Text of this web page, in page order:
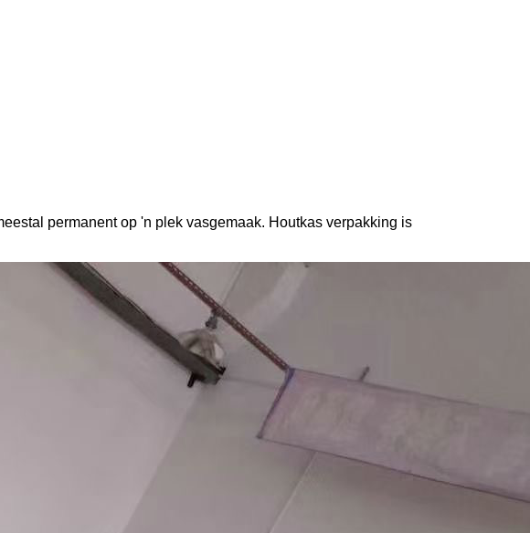
permanent op 'n plek vasgemaak. Houtkas verpakking is